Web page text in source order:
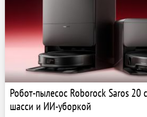
Робот-пылесос Roborock Saros 20
шасси и ИИ-уборкой